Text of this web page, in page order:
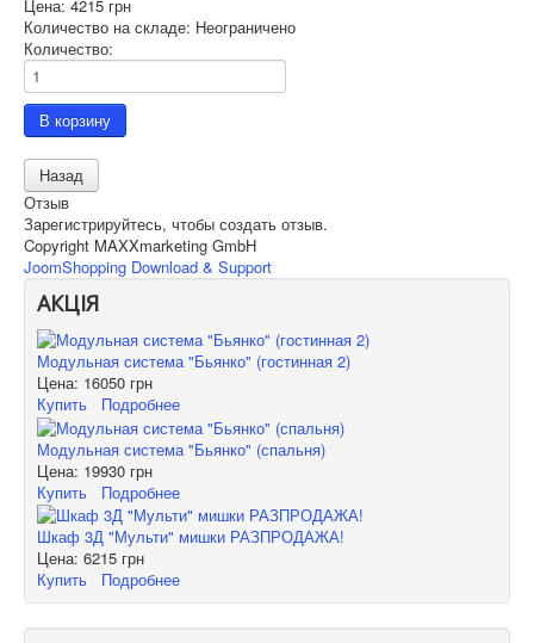
Цена: 4215 грн
Количество на складе: Неограничено
Количество:
Отзыв
Зарегистрируйтесь, чтобы создать отзыв.
Copyright MAXXmarketing GmbH
JoomShopping Download & Support
АКЦІЯ
Модульная система "Бьянко" (гостинная 2)
Цена: 16050 грн
Купить
Подробнее
Модульная система "Бьянко" (спальня)
Цена: 19930 грн
Купить
Подробнее
Шкаф 3Д "Мульти" мишки РАЗПРОДАЖА!
Цена: 6215 грн
Купить
Подробнее